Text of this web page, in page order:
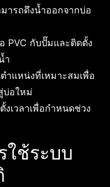
ารถดึงน้ำออกจากบ่อ
PVC กับปั๊มและติดตั้ง
ำ
ำแหน่งที่เหมาะสมเพื่อ
บ่อใหม่
งเวลาเพื่อกำหนดช่วง
ใช้ระบบ